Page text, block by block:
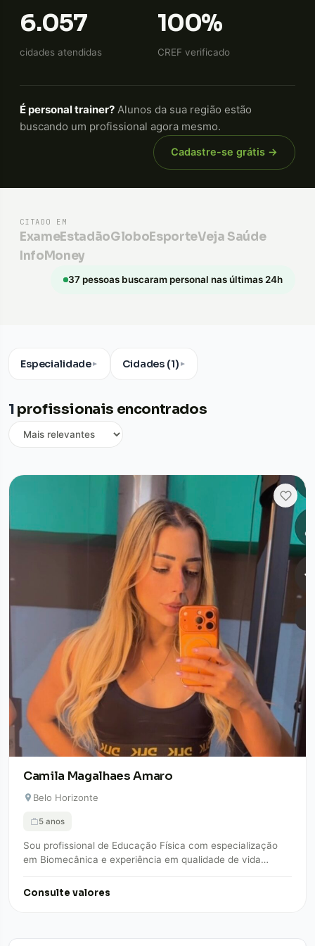
6.057
cidades atendidas
100%
CREF verificado
É personal trainer? Alunos da sua região estão
buscando um profissional agora mesmo.
Cadastre-se grátis →
CITADO EM
ExameEstadãoGloboEsporteVeja Saúde
InfoMoney
37 pessoas buscaram personal nas últimas 24h
Especialidade▼ Cidades (1)▼
1 profissionais encontrados
Camila Magalhaes Amaro
Belo Horizonte
5 anos
Sou profissional de Educação Física com especialização
em Biomecânica e experiência em qualidade de vida
Consulte valores